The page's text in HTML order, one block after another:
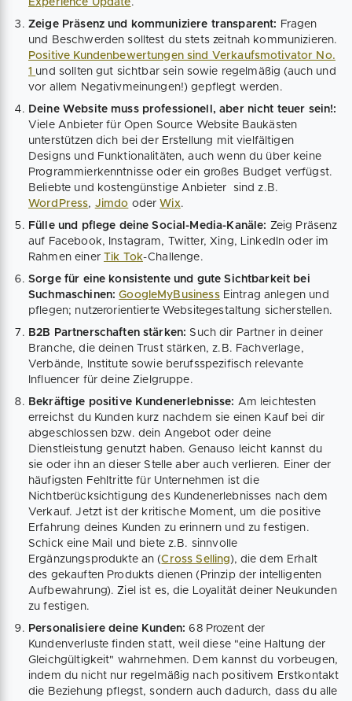
Experience Update.
Zeige Präsenz und kommuniziere transparent: Fragen
und Beschwerden solltest du stets zeitnah kommunizieren.
Positive Kundenbewertungen sind Verkaufsmotivator No.
1 und sollten gut sichtbar sein sowie regelmäßig (auch und
vor allem Negativmeinungen!) gepflegt werden.
Deine Website muss professionell, aber nicht teuer sein!:
Viele Anbieter für Open Source Website Baukästen
unterstützen dich bei der Erstellung mit vielfältigen
Designs und Funktionalitäten, auch wenn du über keine
Programmierkenntnisse oder ein großes Budget verfügst.
Beliebte und kostengünstige Anbieter sind z.B.
WordPress, Jimdo oderWix.
Fülle und pflege deine Social-Media-Kanäle: Zeig Präsenz
auf Facebook, Instagram, Twitter, Xing, LinkedIn oder im
Rahmen einer Tik Tok-Challenge.
Sorge für eine konsistente und gute Sichtbarkeit bei
Suchmaschinen:GoogleMyBusinessEintrag anlegen und
pflegen; nutzerorientierte Websitegestaltung sicherstellen.
B2B Partnerschaften stärken: Such dir Partner in deiner
Branche, die deinen Trust stärken, z.B. Fachverlage,
Verbände, Institute sowie berufsspezifisch relevante
Influencer für deine Zielgruppe.
Bekräftige positive Kundenerlebnisse: Am leichtesten
erreichst du Kunden kurz nachdem sie einen Kauf bei dir
abgeschlossen bzw. dein Angebot oder deine
Dienstleistung genutzt haben. Genauso leicht kannst du
sie oder ihn an dieser Stelle aber auch verlieren. Einer der
häufigsten Fehltritte für Unternehmen ist die
Nichtberücksichtigung des Kundenerlebnisses nach dem
Verkauf. Jetzt ist der kritische Moment, um die positive
Erfahrung deines Kunden zu erinnern und zu festigen.
Schick eine Mail und biete z.B. sinnvolle
Ergänzungsprodukte an (Cross Selling), die dem Erhalt
des gekauften Produkts dienen (Prinzip der intelligenten
Aufbewahrung). Ziel ist es, die Loyalität deiner Neukunden
zu festigen.
Personalisiere deine Kunden: 68 Prozent der
Kundenverluste finden statt, weil diese "eine Haltung der
Gleichgültigkeit" wahrnehmen. Dem kannst du vorbeugen,
indem du nicht nur regelmäßig nach positivem Erstkontakt
die Beziehung pflegst, sondern auch dadurch, dass du alle